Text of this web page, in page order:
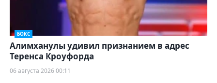
БОКС
Алимханулы удивил признанием в адрес
Теренса Кроуфорда
06 августа 2026 00:11